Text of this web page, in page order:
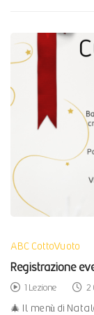
ABC CottoVuoto
Registrazione
1 Lezione 2
🎄 Il menù di